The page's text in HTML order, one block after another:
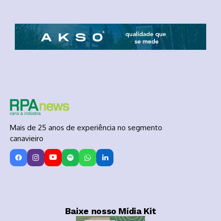
Mais de 25 anos de experiência no segmento
canavieiro
Baixe nosso Mídia Kit